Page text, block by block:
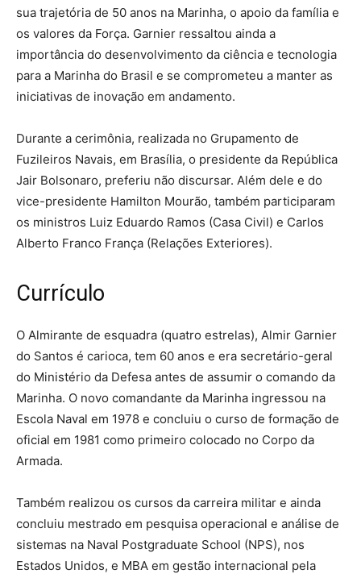
sua trajetória de 50 anos na Marinha, o apoio da família e
os valores da Força. Garnier ressaltou ainda a
importância do desenvolvimento da ciência e tecnologia
para a Marinha do Brasil e se comprometeu a manter as
iniciativas de inovação em andamento.
Durante a cerimônia, realizada no Grupamento de
Fuzileiros Navais, em Brasília, o presidente da República
Jair Bolsonaro, preferiu não discursar. Além dele e do
vice-presidente Hamilton Mourão, também participaram
os ministros Luiz Eduardo Ramos (Casa Civil) e Carlos
Alberto Franco França (Relações Exteriores).
Currículo
O Almirante de esquadra (quatro estrelas), Almir Garnier
do Santos é carioca, tem 60 anos e era secretário-geral
do Ministério da Defesa antes de assumir o comando da
Marinha. O novo comandante da Marinha ingressou na
Escola Naval em 1978 e concluiu o curso de formação de
oficial em 1981 como primeiro colocado no Corpo da
Armada.
Também realizou os cursos da carreira militar e ainda
concluiu mestrado em pesquisa operacional e análise de
sistemas na Naval Postgraduate School (NPS), nos
Estados Unidos, e MBA em gestão internacional pela